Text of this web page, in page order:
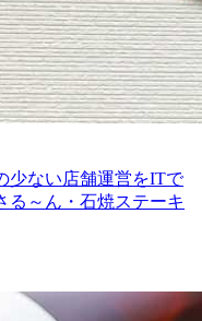
少ない店舗運営をITで
る～ん・石焼ステーキ